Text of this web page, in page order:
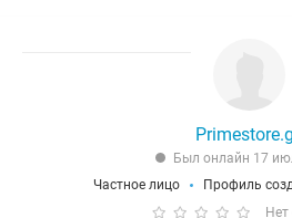
Был онлайн 17
Частное лицо
Профиль